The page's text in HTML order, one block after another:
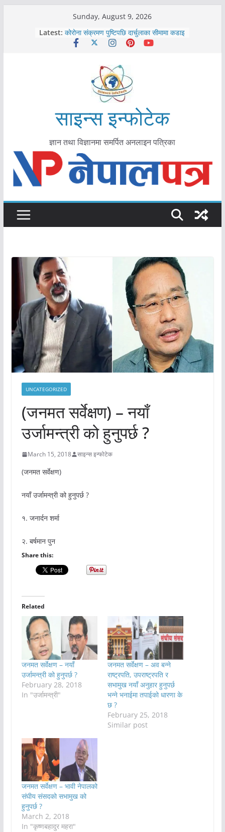
Sunday, August 9, 2026
Latest: काभ्रेपलाञ्चोकमा आयुर्वेद स्वास्थ्योपचारतर्फ
आकर्षण बढ्दै
मकवानपुरमा खोरेत रोग विरुद्धको खोप लगाउन
आयुर्वेद चिकित्सा प्रणालीको भूमिका महत्वपूर्ण छ :
मुख्यमन्त्री शाह
साइन्स इन्फोटेक
ज्ञान तथा विज्ञानमा समर्पित अनलाइन पत्रिका
UNCATEGORIZED
(जनमत सर्वेक्षण) – नयाँ
उर्जामन्त्री को हुनुपर्छ ?
March 15, 2018 साइन्स इन्फोटेक
(जनमत सर्वेक्षण)
नयाँ उर्जामन्त्री को हुनुपर्छ ?
१. जनार्दन शर्मा
२. बर्षमान पुन
Share this:
Related
जनमत सर्वेक्षण – नयाँ
उर्जामन्त्री को हुनुपर्छ ?
February 28, 2018
In "उर्जामन्त्री"
जनमत सर्वेक्षण – अव बन्ने
राष्ट्रपति, उपराष्ट्रपति र
सभामुख नयाँ अनुहार हुनुपर्छ
भन्ने भनाईमा तपाईको धारणा के
छ ?
February 25, 2018
Similar post
जनमत सर्वेक्षण – भावी नेपालको
संघीय संसदको सभामुख को
हुनुपर्छ ?
March 2, 2018
In "कृष्णबहादुर महरा"